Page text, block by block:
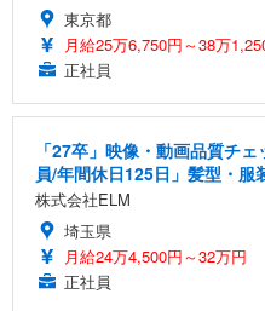
東京都
月給25万6,750円～38万
正社員
「27卒」映像・動画品質チ
員/年間休日125日」髪型・服
株式会社ELM
埼玉県
月給24万4,500円～32万円
正社員